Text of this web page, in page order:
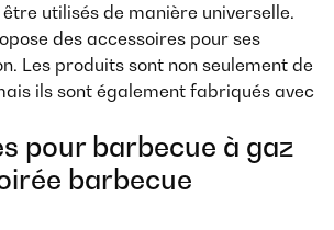
utilisés de manière universelle.
des accessoires pour ses
Les produits sont non seulement de
ils sont également fabriqués avec
pour barbecue à gaz
barbecue